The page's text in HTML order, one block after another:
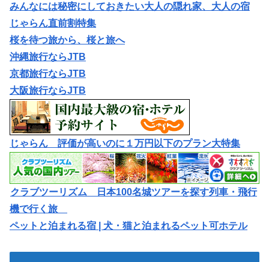
みんなには秘密にしておきたい大人の隠れ家、大人の宿
じゃらん直前割特集
桜を待つ旅から、桜と旅へ
沖縄旅行ならJTB
京都旅行ならJTB
大阪旅行ならJTB
じゃらん 評価が高いのに１万円以下のプラン大特集
クラブツーリズム 日本100名城ツアーを探す列車・飛行
機で行く旅
ペットと泊まれる宿 | 犬・猫と泊まれるペット可ホテル